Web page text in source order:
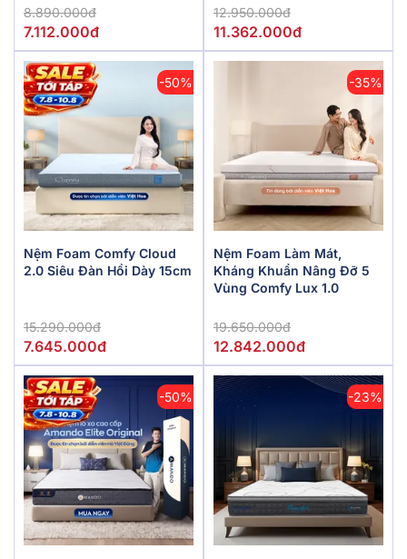
8.890.000đ
7.112.000đ
12.950.000đ
11.362.000đ
-50%
Nệm Foam Comfy Cloud
2.0 Siêu Đàn Hồi Dày 15cm
15.290.000đ
7.645.000đ
-35%
Nệm Foam Làm Mát,
Kháng Khuẩn Nâng Đỡ 5
Vùng Comfy Lux 1.0
19.650.000đ
12.842.000đ
-50% -23%